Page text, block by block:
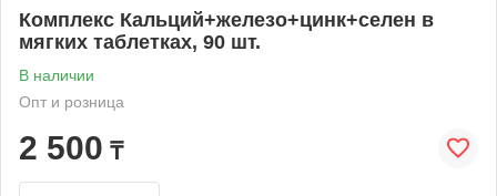
Комплекс Кальций+железо+цинк+селен в
мягких таблетках, 90 шт.
В наличии
Опт и розница
2 500 ₸